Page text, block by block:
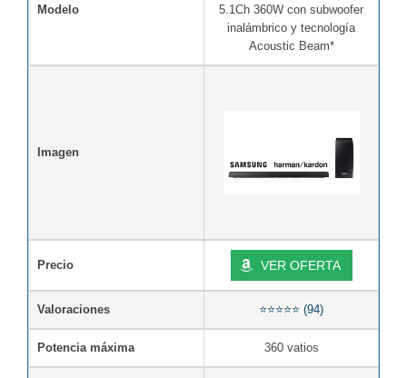
Modelo
5.1Ch 360W con subwoofer
inalámbrico y tecnología
Acoustic Beam*
Imagen
Precio VER OFERTA
Valoraciones ⭐⭐⭐⭐⭐ (94)
Potencia máxima 360 vatios